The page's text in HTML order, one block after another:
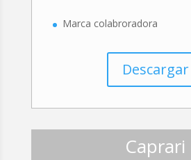
Marca colabroradora
Descargar
Caprari